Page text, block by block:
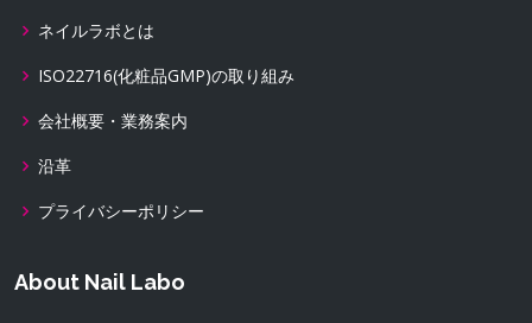
ネイルラボとは
ISO22716(化粧品GMP)の取り組み
会社概要・業務案内
沿革
プライバシーポリシー
About Nail Labo